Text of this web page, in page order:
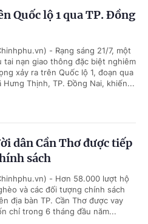
Quốc lộ 1 qua TP. Đồng
- Rạng sáng 21/7, một
tai nạn giao thông đặc biệt nghiêm
xảy ra trên Quốc lộ 1, đoạn qua
Hưng Thịnh, TP. Đồng Nai, khiến...
dân Cần Thơ được tiếp
sách
- Hơn 58.000 lượt hộ
và các đối tượng chính sách
địa bàn TP. Cần Thơ được vay
chỉ trong 6 tháng đầu năm...